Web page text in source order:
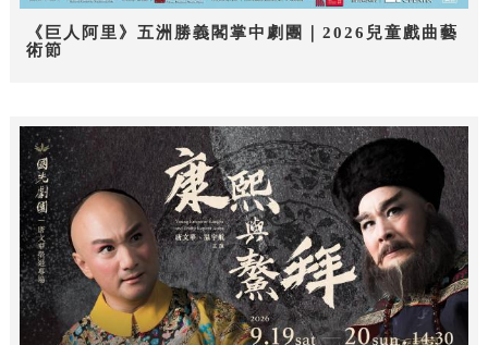
《巨人阿里》五洲勝義閣掌中劇團｜2026兒童戲曲藝
術節